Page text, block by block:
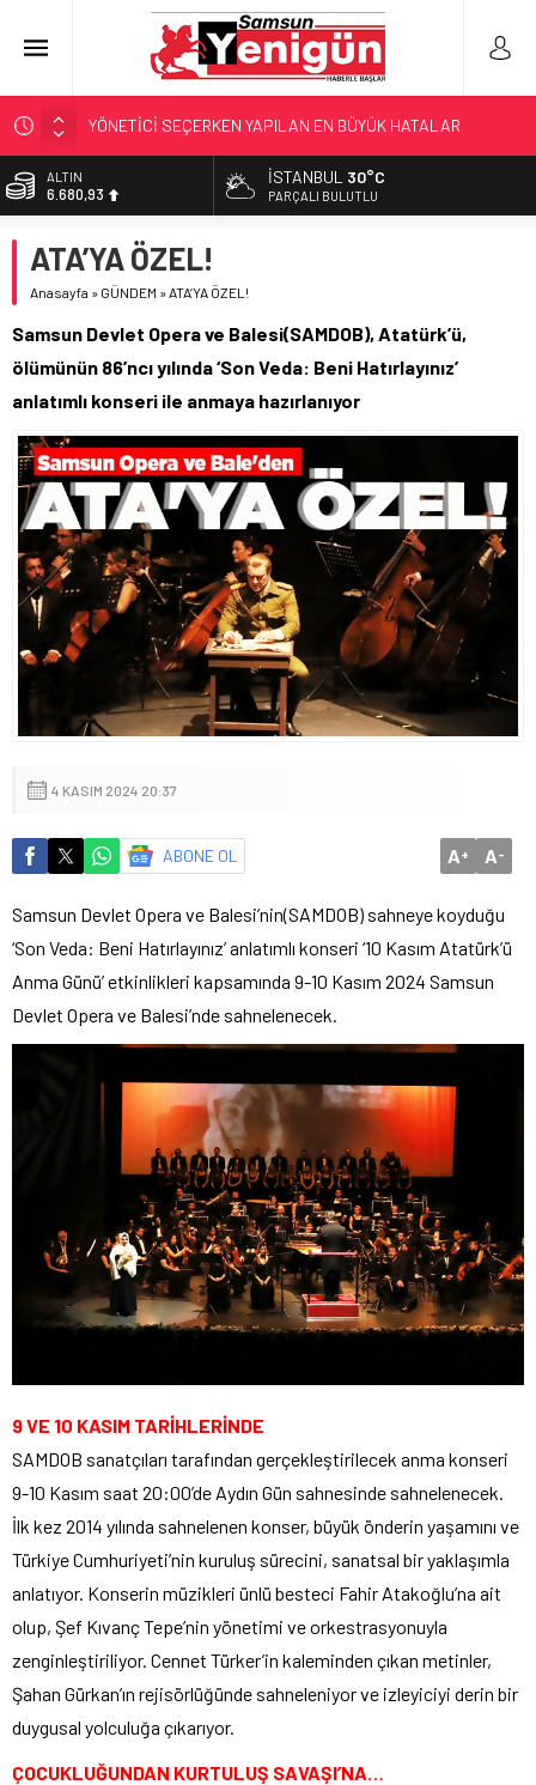
YÖNETİCİ SEÇERKEN YAPILAN EN BÜYÜK HATALAR
GERİ SAYIM BAŞLADI
SAMSUNSPOR’DA HEDEF 5’İNCİLİK!
KUNDUZ’DA SKANDAL!
ALTIN
6.680,93
13.795,57
DOLAR
55,2097
İSTANBUL 30°C
PARÇALI BULUTLU
ATA’YA ÖZEL!
Anasayfa » GÜNDEM »ATA’YA ÖZEL!
Samsun Devlet Opera ve Balesi(SAMDOB), Atatürk’ü,
ölümünün 86’ncı yılında ‘Son Veda: Beni Hatırlayınız’
anlatımlı konseri ile anmaya hazırlanıyor
4 KASIM 2024 20:37
ABONE OL A+ A-
Samsun Devlet Opera ve Balesi’nin(SAMDOB) sahneye koyduğu
‘Son Veda: Beni Hatırlayınız’ anlatımlı konseri ‘10 Kasım Atatürk’ü
Anma Günü’ etkinlikleri kapsamında 9-10 Kasım 2024 Samsun
Devlet Opera ve Balesi’nde sahnelenecek.
9 VE 10 KASIM TARİHLERİNDE
SAMDOB sanatçıları tarafından gerçekleştirilecek anma konseri
9-10 Kasım saat 20:00’de Aydın Gün sahnesinde sahnelenecek.
İlk kez 2014 yılında sahnelenen konser, büyük önderin yaşamını ve
Türkiye Cumhuriyeti’nin kuruluş sürecini, sanatsal bir yaklaşımla
anlatıyor. Konserin müzikleri ünlü besteci Fahir Atakoğlu’na ait
olup, Şef Kıvanç Tepe’nin yönetimi ve orkestrasyonuyla
zenginleştiriliyor. Cennet Türker’in kaleminden çıkan metinler,
Şahan Gürkan’ın rejisörlüğünde sahneleniyor ve izleyiciyi derin bir
duygusal yolculuğa çıkarıyor.
ÇOCUKLUĞUNDAN KURTULUŞ SAVAŞI’NA…